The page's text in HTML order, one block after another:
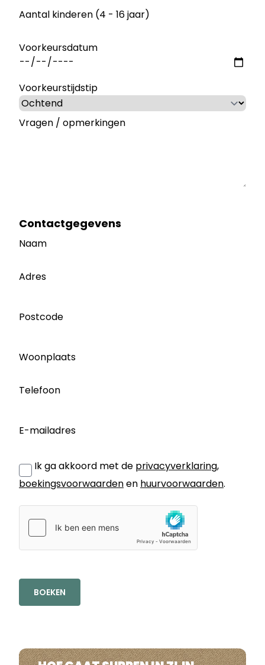
Aantal kinderen (4 - 16 jaar)
Voorkeursdatum
Voorkeurstijdstip
Vragen / opmerkingen
Contactgegevens
Naam
Adres
Postcode
Woonplaats
Telefoon
E-mailadres
Ik ga akkoord met de privacyverklaring,
boekingsvoorwaardenen huurvoorwaarden.
BOEKEN